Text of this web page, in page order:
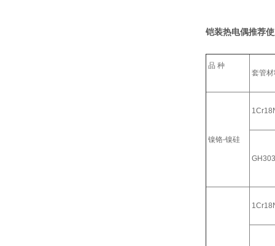
铠装热电偶推荐
品 种
套管材
镍铬-镍硅